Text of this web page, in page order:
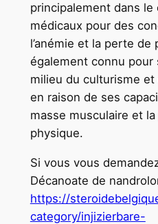
principalement dans
médicaux pour des
l’anémie et la perte de
également connu pour
milieu du culturisme
en raison de ses
masse musculaire et
physique.
Si vous vous
Décanoate de
https://
category/injizierbare-